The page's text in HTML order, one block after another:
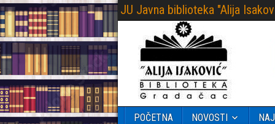
JU Javna biblioteka "Alija
POČETNA NOVOSTI